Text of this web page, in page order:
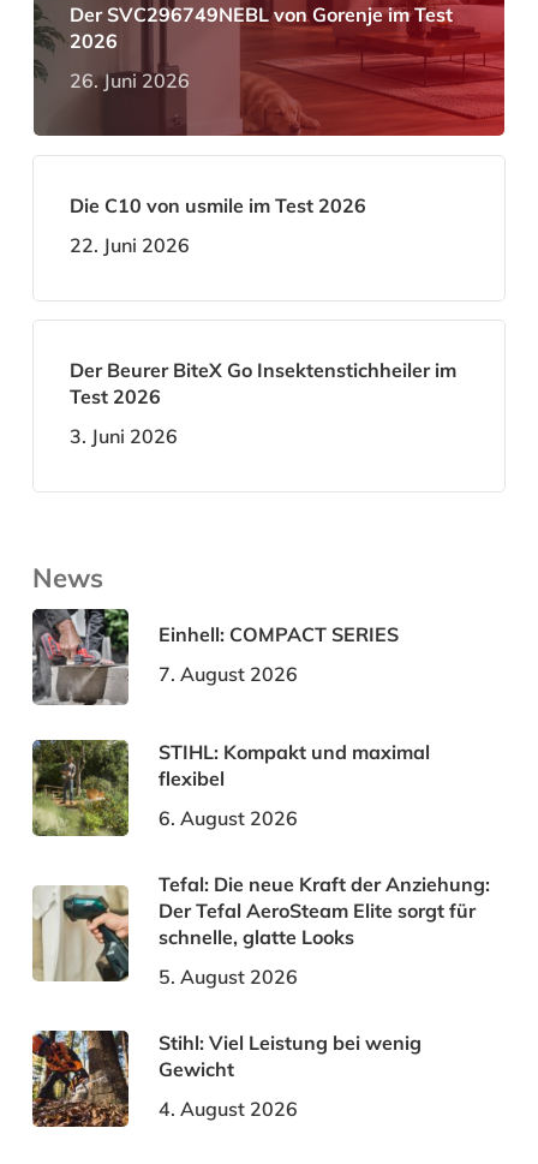
Der SVC296749NEBL von Gorenje im Test
2026
26. Juni 2026
Die C10 von usmile im Test 2026
22. Juni 2026
Der Beurer BiteX Go Insektenstichheiler im
Test 2026
3. Juni 2026
News
Einhell: COMPACT SERIES
7. August 2026
STIHL: Kompakt und maximal
flexibel
6. August 2026
Tefal: Die neue Kraft der Anziehung:
Der Tefal AeroSteam Elite sorgt für
schnelle, glatte Looks
5. August 2026
Stihl: Viel Leistung bei wenig
Gewicht
4. August 2026